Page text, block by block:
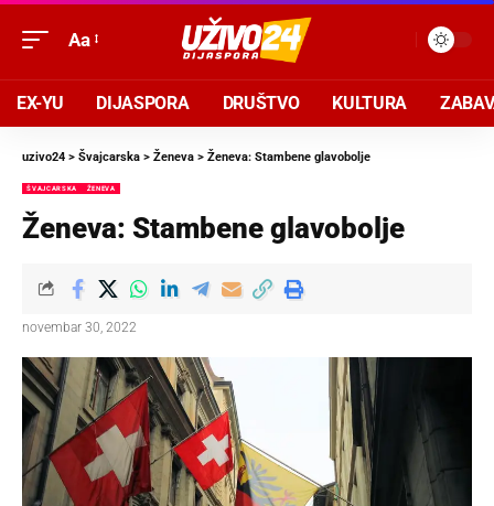
Aa
EX-YU DIJASPORA DRUŠTVO KULTURA
uzivo24 > Švajcarska > Ženeva > Ženeva: Stambene glavobolje
ŠVAJCARSKA ŽENEVA
Ženeva: Stambene glavobolje
novembar 30, 2022